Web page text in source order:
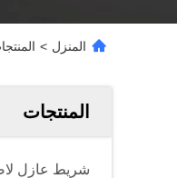
المنزل >
المنتجات
شريط عازل